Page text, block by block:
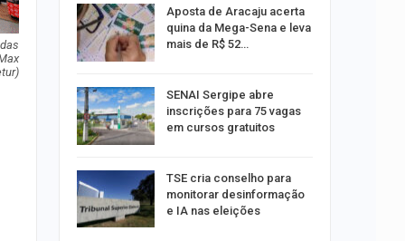
Novo
Aposta de Aracaju acerta
quina da Mega-Sena e leva
mais de R$ 52…
SENAI Sergipe abre
inscrições para 75 vagas
em cursos gratuitos
TSE cria conselho para
monitorar desinformação
e IA nas eleições